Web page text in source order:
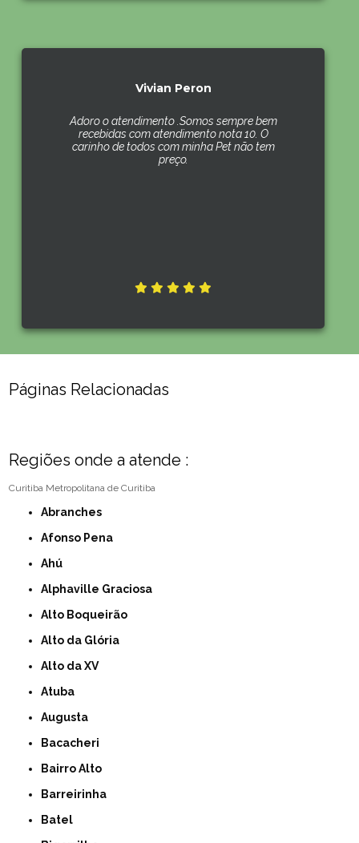
Vivian Peron
Adoro o atendimento .Somos sempre bem
recebidas com atendimento nota 10. O
carinho de todos com minha Pet não tem
preço.
Páginas Relacionadas
Regiões onde a atende :
Curitiba Metropolitana de Curitiba
Abranches
Afonso Pena
Ahú
Alphaville Graciosa
Alto Boqueirão
Alto da Glória
Alto da XV
Atuba
Augusta
Bacacheri
Bairro Alto
Barreirinha
Batel